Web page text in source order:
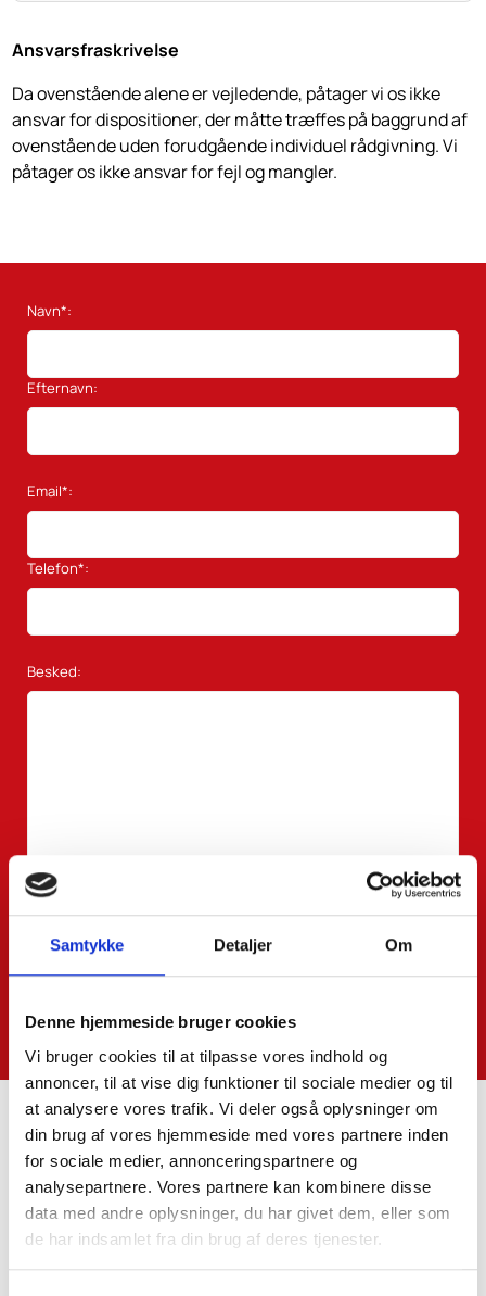
Samtykke Detaljer Om
Denne hjemmeside bruger cookies
Vi bruger cookies til at tilpasse vores indhold og
annoncer, til at vise dig funktioner til sociale medier og til
at analysere vores trafik. Vi deler også oplysninger om
din brug af vores hjemmeside med vores partnere inden
for sociale medier, annonceringspartnere og
analysepartnere. Vores partnere kan kombinere disse
data med andre oplysninger, du har givet dem, eller som
de har indsamlet fra din brug af deres tjenester.
Ansvarsfraskrivelse
Da ovenstående alene er vejledende, påtager vi os ikke
ansvar for dispositioner, der måtte træffes på baggrund af
ovenstående uden forudgående individuel rådgivning. Vi
påtager os ikke ansvar for fejl og mangler.
Navn*:
Efternavn:
Email*:
Telefon*:
Besked:
Kontakt os
SkatteInform
Statsautoriseret Revisionspartnerselskab